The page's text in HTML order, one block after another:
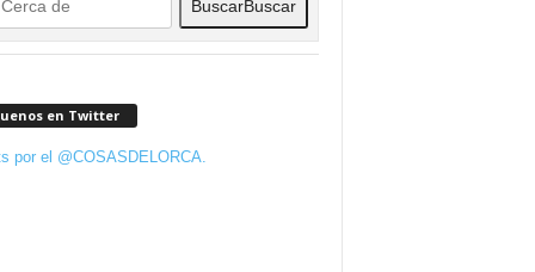
BuscarBuscar
en Twitter
por el @COSASDELORCA.